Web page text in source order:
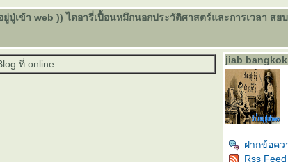
ยู่ปู่เข้า web )) ไดอารี่เปื้อนหมึกนอกประวัติศาสตร์และการเวลา ส
ที่ online
jiab bangkok
ฝากข้อคว
Rss Feed